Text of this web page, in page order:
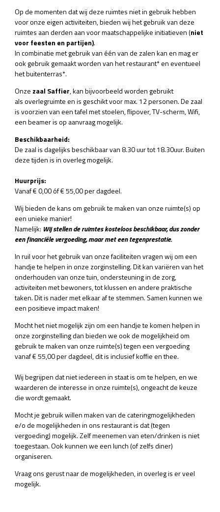
Op de momenten dat wij deze ruimtes niet in gebruik hebben
voor onze eigen activiteiten, bieden wij het gebruik van deze
ruimtes aan derden aan voor maatschappelijke initiatieven (niet
voor feesten en partijen).
In combinatie met gebruik van één van de zalen kan en mag er
ook gebruik gemaakt worden van het restaurant* en eventueel
het buitenterras*.
Onze zaal Saffier, kan bijvoorbeeld worden gebruikt
als overlegruimte en is geschikt voor max. 12 personen. De zaal
is voorzien van een tafel met stoelen, flipover, TV-scherm, Wifi,
een beamer is op aanvraag mogelijk.
Beschikbaarheid:
De zaal is dagelijks beschikbaar van 8.30 uur tot 18.30uur. Buiten
deze tijden is in overleg mogelijk.
Huurprijs:
Vanaf € 0,00 óf € 55,00 per dagdeel.
Wij bieden de kans om gebruik te maken van onze ruimte(s) op
een unieke manier!
Namelijk: Wij stellen de ruimtes kosteloos beschikbaar, dus zonder
een financiële vergoeding, maar met een tegenprestatie.
In ruil voor het gebruik van onze faciliteiten vragen wij om een
handje te helpen in onze zorginstelling. Dit kan variëren van het
onderhouden van onze tuin, ondersteuning in de zorg,
activiteiten met bewoners, tot klussen en andere praktische
taken. Dit is nader met elkaar af te stemmen. Samen kunnen we
een positieve impact maken!
Mocht het niet mogelijk zijn om een handje te komen helpen in
onze zorginstelling dan bieden we ook de mogelijkheid om
gebruik te maken van onze ruimte(s) tegen een vergoeding
vanaf € 55,00 per dagdeel, dit is inclusief koffie en thee.
Wij begrijpen dat niet iedereen in staat is om te helpen, en we
waarderen de interesse in onze ruimte(s), ongeacht de keuze
die wordt gemaakt.
Mocht je gebruik willen maken van de cateringmogelijkheden
e/o de mogelijkheden in ons restaurant is dat (tegen
vergoeding) mogelijk. Zelf meenemen van eten/drinken is niet
toegestaan. Ook kunnen we een lunch (of zelfs diner)
organiseren.
Vraag ons gerust naar de mogelijkheden, in overleg is er veel
mogelijk.